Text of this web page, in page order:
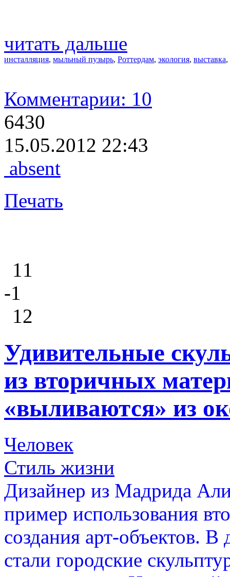
читать дальше
инсталляция, мыльный пузырь, Роттердам, экология, выставка,
Комментарии: 10
6430
15.05.2012 22:43
absent
Печать
11
-1
12
Удивительные
из вторичных
«выливаются» из
Человек
Стиль жизни
Дизайнер из Мадрида
пример использования
создания арт-объектов.
стали городские